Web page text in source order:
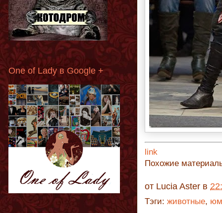
link
Похожие
от Lucia Aster в
Тэги: животные,
One of Lady в Google +